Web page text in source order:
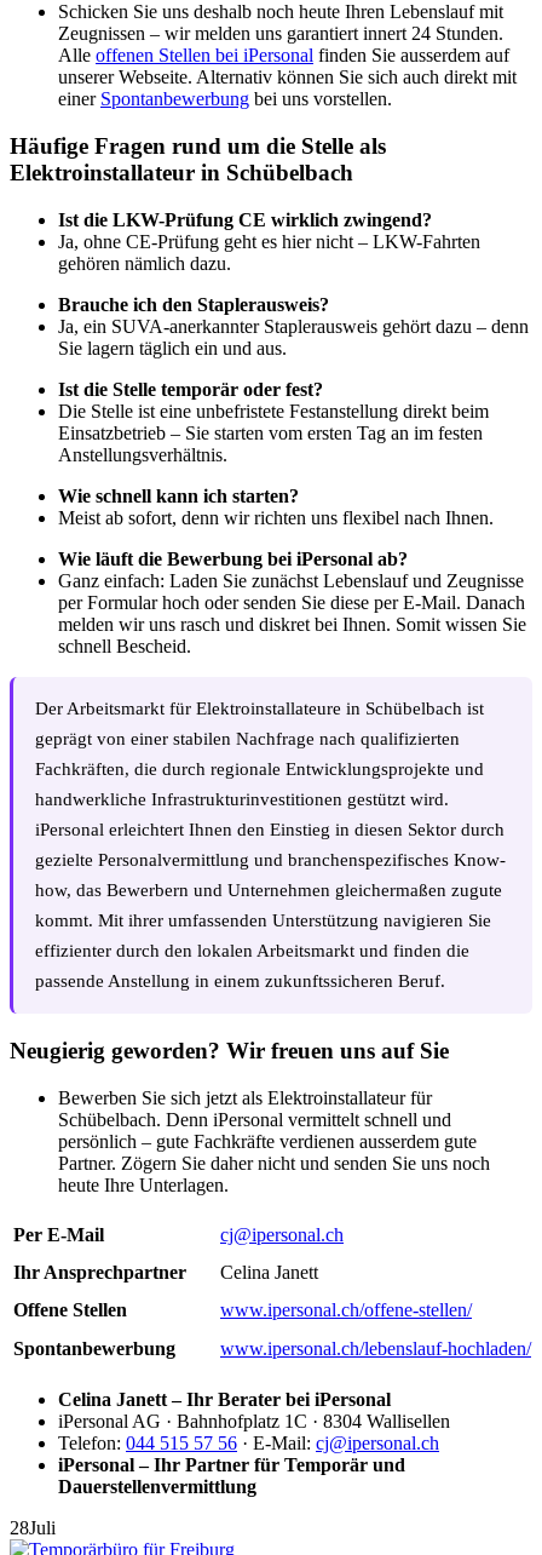
Schicken Sie uns deshalb noch heute Ihren Lebenslauf mit
Zeugnissen – wir melden uns garantiert innert 24 Stunden.
Alle offenen Stellen bei iPersonal finden Sie ausserdem auf
unserer Webseite. Alternativ können Sie sich auch direkt mit
einer Spontanbewerbung bei uns vorstellen.
Häufige Fragen rund um die Stelle als
Elektroinstallateur in Schübelbach
Ist die LKW-Prüfung CE wirklich zwingend?
Ja, ohne CE-Prüfung geht es hier nicht – LKW-Fahrten
gehören nämlich dazu.
Brauche ich den Staplerausweis?
Ja, ein SUVA-anerkannter Staplerausweis gehört dazu – denn
Sie lagern täglich ein und aus.
Ist die Stelle temporär oder fest?
Die Stelle ist eine unbefristete Festanstellung direkt beim
Einsatzbetrieb – Sie starten vom ersten Tag an im festen
Anstellungsverhältnis.
Wie schnell kann ich starten?
Meist ab sofort, denn wir richten uns flexibel nach Ihnen.
Wie läuft die Bewerbung bei iPersonal ab?
Ganz einfach: Laden Sie zunächst Lebenslauf und Zeugnisse
per Formular hoch oder senden Sie diese per E-Mail. Danach
melden wir uns rasch und diskret bei Ihnen. Somit wissen Sie
schnell Bescheid.
Der Arbeitsmarkt für Elektroinstallateure in Schübelbach ist
geprägt von einer stabilen Nachfrage nach qualifizierten
Fachkräften, die durch regionale Entwicklungsprojekte und
handwerkliche Infrastrukturinvestitionen gestützt wird.
iPersonal erleichtert Ihnen den Einstieg in diesen Sektor durch
gezielte Personalvermittlung und branchenspezifisches Know-
how, das Bewerbern und Unternehmen gleichermaßen zugute
kommt. Mit ihrer umfassenden Unterstützung navigieren Sie
effizienter durch den lokalen Arbeitsmarkt und finden die
passende Anstellung in einem zukunftssicheren Beruf.
Neugierig geworden? Wir freuen uns auf Sie
Bewerben Sie sich jetzt als Elektroinstallateur für
Schübelbach. Denn iPersonal vermittelt schnell und
persönlich – gute Fachkräfte verdienen ausserdem gute
Partner. Zögern Sie daher nicht und senden Sie uns noch
heute Ihre Unterlagen.
Per E-Mail
cj@ipersonal.ch
Ihr Ansprechpartner
Celina Janett
Offene Stellen
www.ipersonal.ch/offene-stellen/
Spontanbewerbung
www.ipersonal.ch/lebenslauf-hochladen/
Celina Janett – Ihr Berater bei iPersonal
iPersonal AG · Bahnhofplatz 1C · 8304 Wallisellen
Telefon: 044 515 57 56 · E-Mail: cj@ipersonal.ch
iPersonal – Ihr Partner für Temporär und
Dauerstellenvermittlung
28Juli